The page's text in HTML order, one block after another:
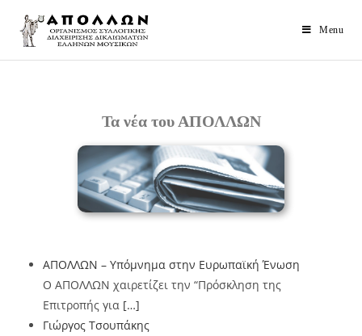
Menu
Τα νέα του ΑΠΟΛΛΩΝ
ΑΠΟΛΛΩΝ – Υπόμνημα στην Ευρωπαϊκή Ένωση
Ο ΑΠΟΛΛΩΝ χαιρετίζει την “Πρόσκληση της
Επιτροπής για […]
Γιώργος Τσουπάκης